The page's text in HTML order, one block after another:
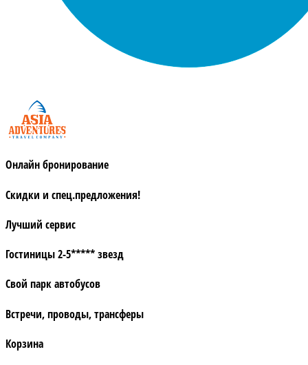
Онлайн бронирование
Скидки и спец.предложения!
Лучший сервис
Гостиницы 2-5***** звезд
Свой парк автобусов
Встречи, проводы, трансферы
Корзина